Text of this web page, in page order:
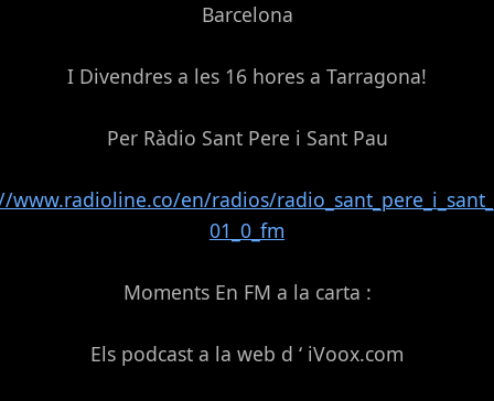
Barcelona
I Divendres a les 16 hores a Tarragona!
Per Ràdio Sant Pere i Sant Pau
www.radioline.co/en/radios/
01_0_fm
Moments En FM a la carta :
Els podcast a la web d ‘ iVoox.com